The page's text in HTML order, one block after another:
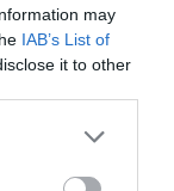
may
IAB’s List of
it to other
more Google
may click to